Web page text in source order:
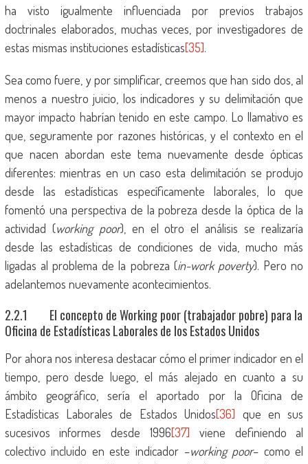
ha visto igualmente influenciada por previos trabajos
doctrinales elaborados, muchas veces, por investigadores de
estas mismas instituciones estadísticas[35].
Sea como fuere, y por simplificar, creemos que han sido dos, al
menos a nuestro juicio, los indicadores y su delimitación que
mayor impacto habrían tenido en este campo. Lo llamativo es
que, seguramente por razones históricas, y el contexto en el
que nacen abordan este tema nuevamente desde ópticas
diferentes: mientras en un caso esta delimitación se produjo
desde las estadísticas específicamente laborales, lo que
fomentó una perspectiva de la pobreza desde la óptica de la
actividad (working poor), en el otro el análisis se realizaría
desde las estadísticas de condiciones de vida, mucho más
ligadas al problema de la pobreza (in-work poverty). Pero no
adelantemos nuevamente acontecimientos.
2.2.1 El concepto de Working poor (trabajador pobre) para la
Oficina de Estadísticas Laborales de los Estados Unidos
Por ahora nos interesa destacar cómo el primer indicador en el
tiempo, pero desde luego, el más alejado en cuanto a su
ámbito geográfico, sería el aportado por la Oficina de
Estadísticas Laborales de Estados Unidos[36] que en sus
sucesivos informes desde 1996[37] viene definiendo al
colectivo incluido en este indicador –working poor– como el